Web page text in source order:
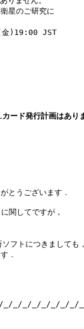
星のご研究に
金)19:00 JST
ード発行計画はあり
とうございます．
関してですが，
ソフトにつきましても
．
_/_/_/_/_/_/_/_/